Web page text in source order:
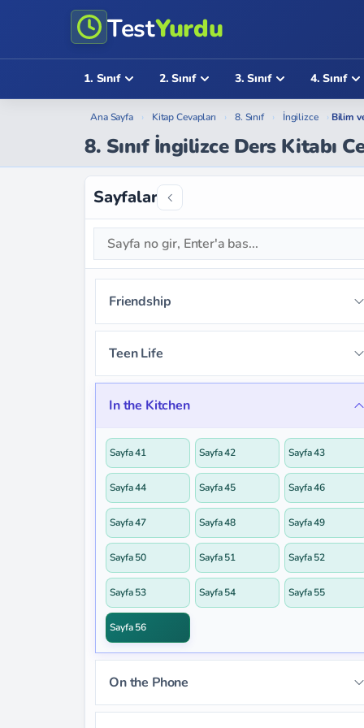
TestYurdu
1. Sınıf 2. Sınıf 3. Sınıf 4. Sınıf
Ana Sayfa › Kitap Cevapları › 8. Sınıf › İngilizce › Bilim
8. Sınıf İngilizce Ders Kitabı
Sayfalar
Friendship
Sayfa 12 Sayfa 13 Sayfa 14
Sayfa 15
Sayfa 18 Sayfa 19 Sayfa 20
Sayfa 21 Sayfa 22 Sayfa 23
Sayfa 24
Teen Life
Sayfa 31 Sayfa 32 Sayfa 33
Sayfa 34 Sayfa 35 Sayfa 36
Sayfa 37 Sayfa 38 Sayfa 39
Sayfa 40
In the Kitchen
Sayfa 41 Sayfa 42 Sayfa 43
Sayfa 44 Sayfa 45 Sayfa 46
Sayfa 47 Sayfa 48 Sayfa 49
Sayfa 50 Sayfa 51 Sayfa 52
Sayfa 53 Sayfa 54 Sayfa 55
Sayfa 56
On the Phone